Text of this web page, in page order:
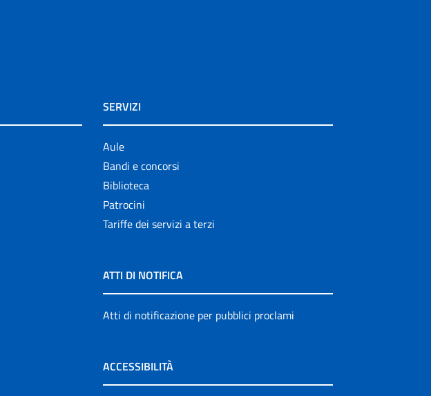
SERVIZI
Aule
Bandi e concorsi
Biblioteca
Patrocini
Tariffe dei servizi a terzi
ATTI DI NOTIFICA
Atti di notificazione per pubblici proclami
ACCESSIBILITÀ